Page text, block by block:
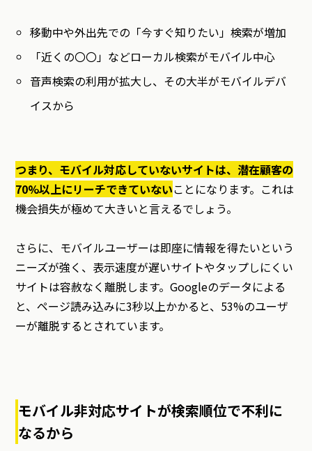
移動中や外出先での「今すぐ知りたい」検索が増加
「近くの〇〇」などローカル検索がモバイル中心
音声検索の利用が拡大し、その大半がモバイルデバ
イスから
つまり、モバイル対応していないサイトは、潜在顧客の
70%以上にリーチできていないことになります。これは
機会損失が極めて大きいと言えるでしょう。
さらに、モバイルユーザーは即座に情報を得たいという
ニーズが強く、表示速度が遅いサイトやタップしにくい
サイトは容赦なく離脱します。Googleのデータによる
と、ページ読み込みに3秒以上かかると、53%のユーザ
ーが離脱するとされています。
モバイル非対応サイトが検索順位で不利に
なるから